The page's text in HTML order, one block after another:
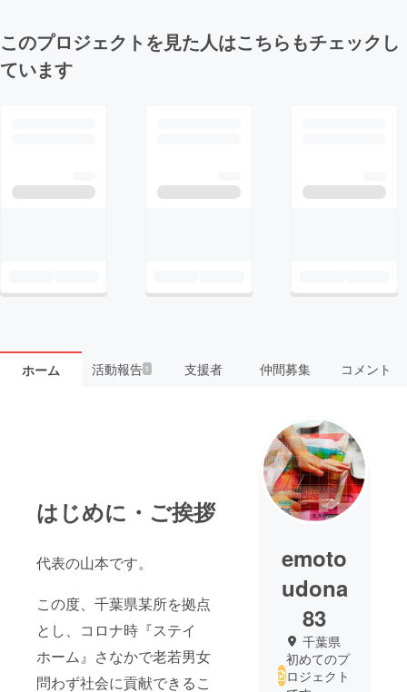
このプロジェクトを見た人はこちらもチェックし
ています
ホーム 活動報告1 支援者 仲間募集 コメント
はじめに・ご挨拶
代表の山本です。
この度、千葉県某所を拠点
とし、コロナ時『ステイ
ホーム』さなかで老若男女
問わず社会に貢献できるこ
emoto
udona
83
千葉県
初めてのプ
ロジェクト